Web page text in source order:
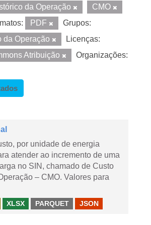
da Operação
CMO
PDF
Grupos:
da Operação
Licenças:
Atribuição
Organizações:
por unidade de energia
atender ao incremento de uma
no SIN, chamado de Custo
– CMO. Valores para
XLSX PARQUET JSON